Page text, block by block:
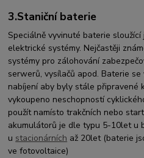
3.Staniční baterie
Speciálně vyvinuté baterie
elektrické systémy. Nejčastěji
systémy pro zálohování
serwerů, vysílačů apod. Baterie
nabíjení aby byly stále připravené
vykoupeno neschopností
použít namísto trakčních nebo
akumulátorů je dle typu 5-10let u
u stacionárních až 20let (baterie
ve fotovoltaice)